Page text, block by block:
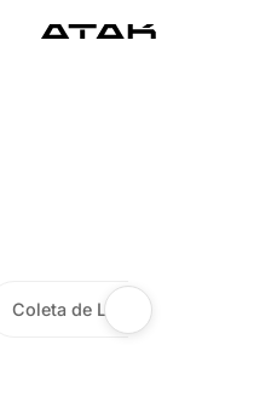
Coleta de Leite